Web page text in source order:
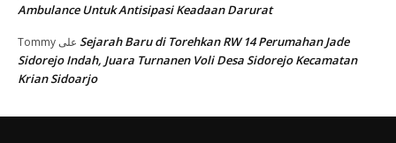
Ambulance Untuk Antisipasi Keadaan Darurat
Tommy
Sejarah Baru di Torehkan RW 14 Perumahan Jade
Sidorejo Indah, Juara Turnanen Voli Desa Sidorejo Kecamatan
Krian Sidoarjo